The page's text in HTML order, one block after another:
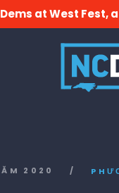
at West Fest,
2020 /